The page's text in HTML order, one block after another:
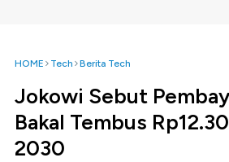
HOME Tech Berita Tech
Jokowi Sebut
Bakal Tembus
2030